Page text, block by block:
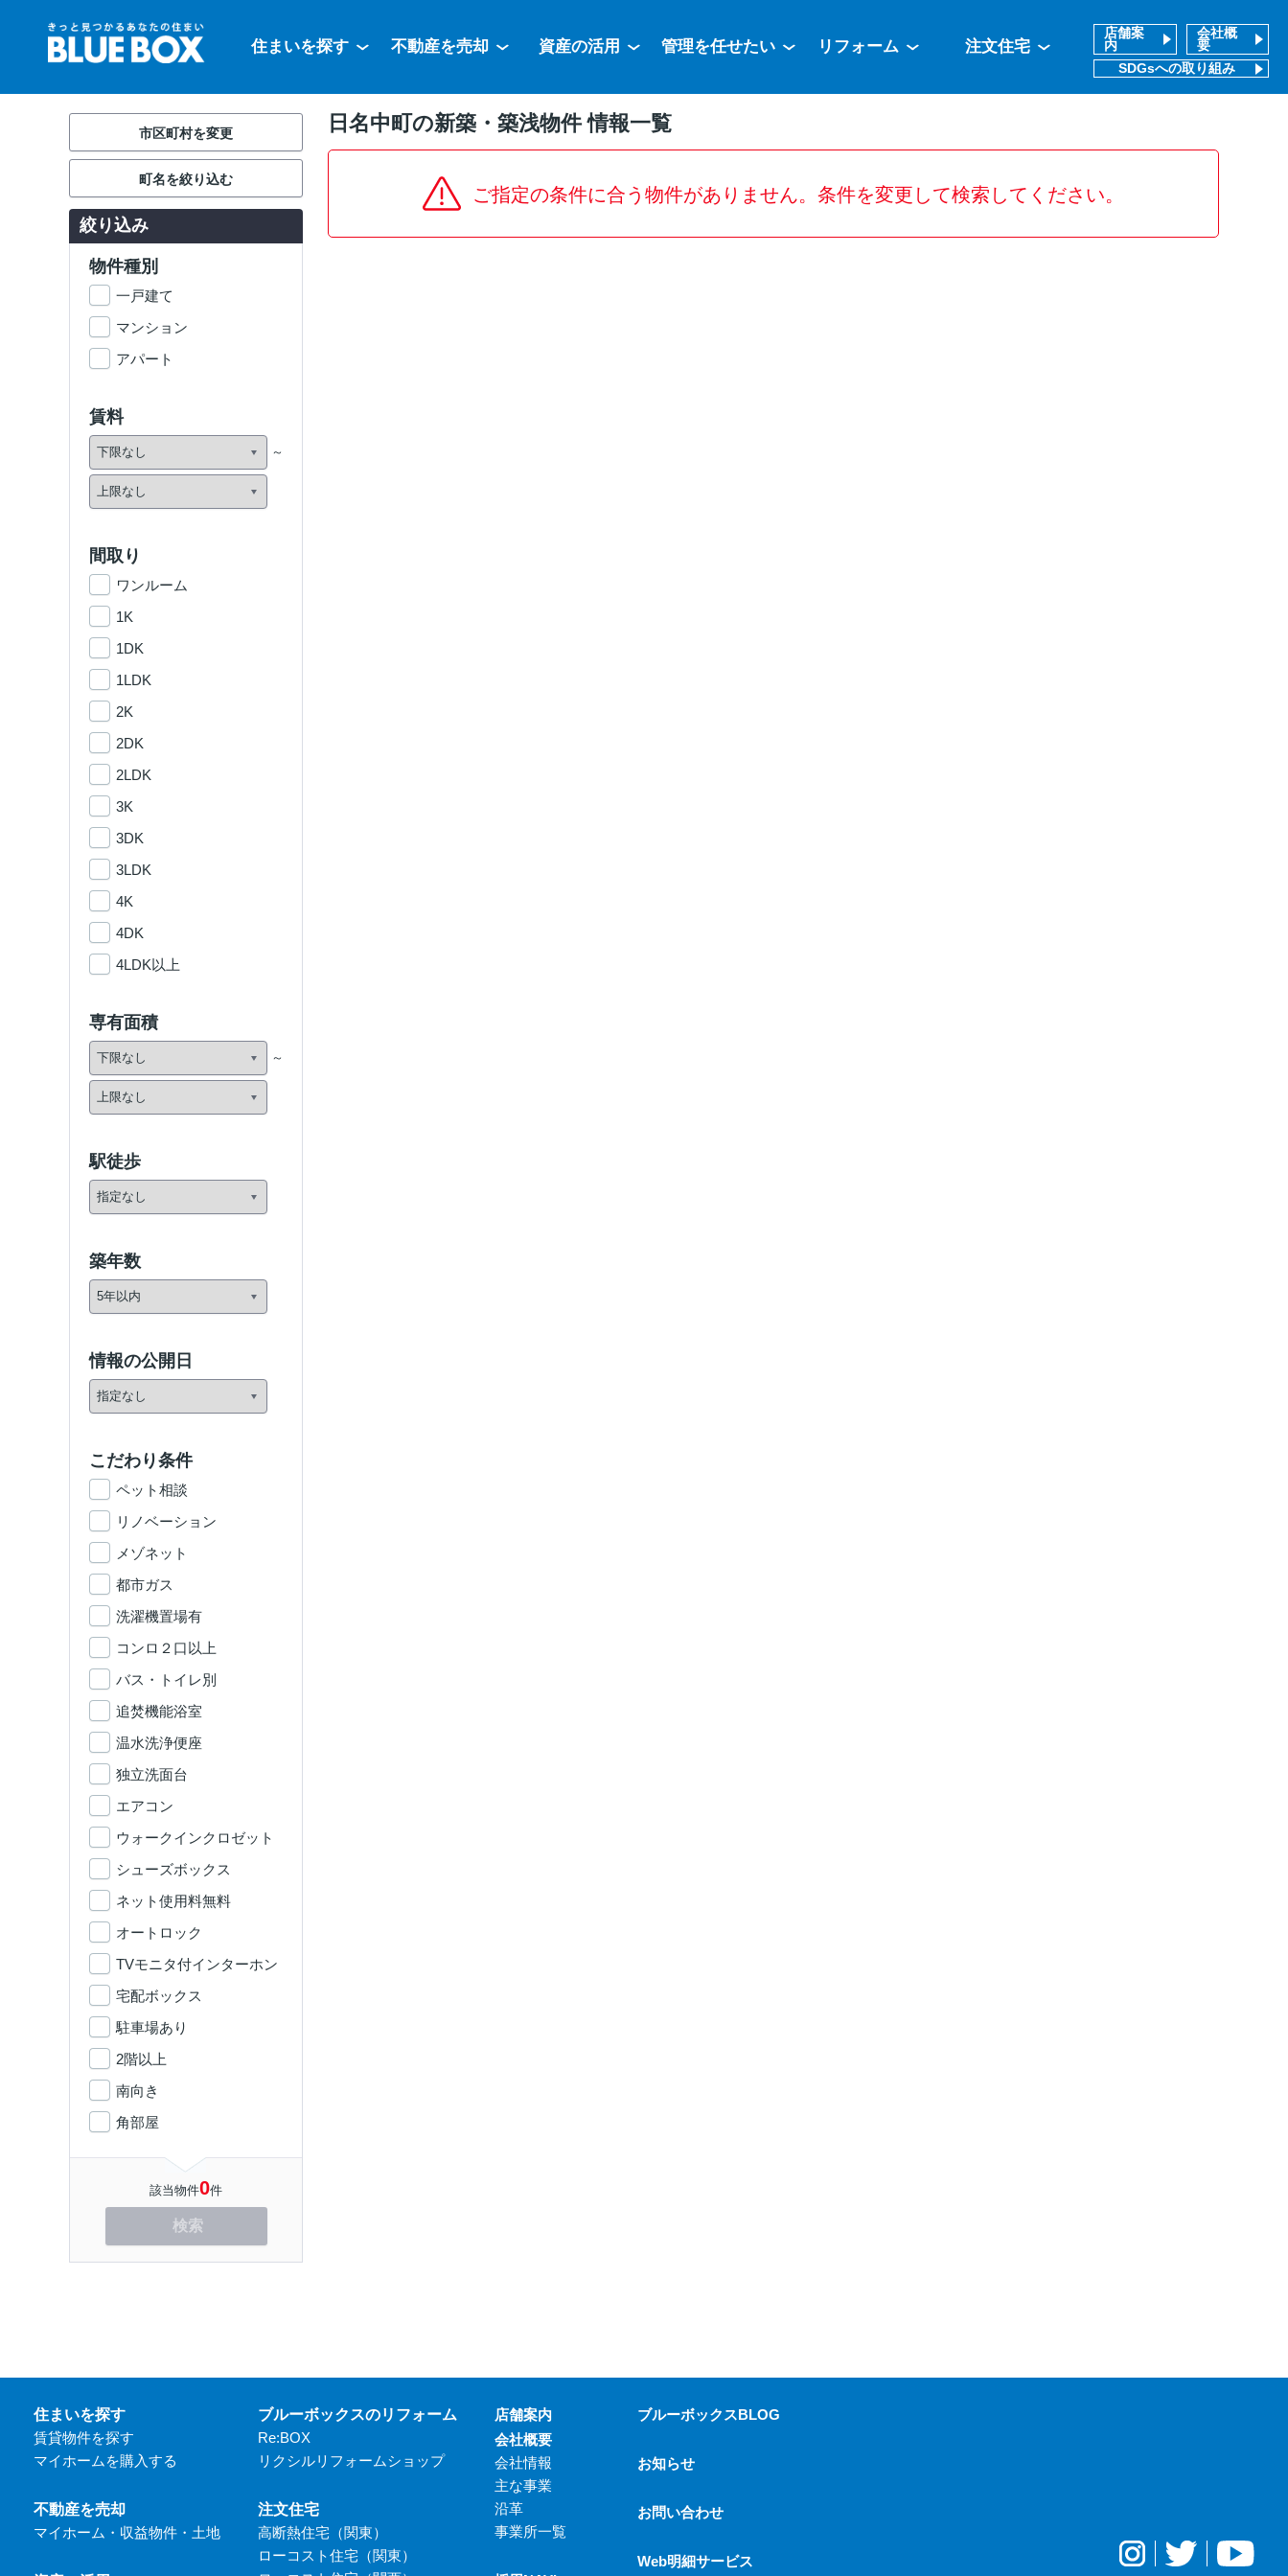
住まいを探す 不動産を売却 資産の活用 管理を任せたい リフォーム 注文住宅
店舗案
内
会社概
要
SDGsへの取り組み
日名中町の新築・築浅物件 情報一覧
ご指定の条件に合う物件がありません。条件を変更して検索してください。
市区町村を変更
町名を絞り込む
絞り込み
物件種別
一戸建て
マンション
アパート
賃料
間取り
ワンルーム
1K
1DK
1LDK
2K
2DK
2LDK
3K
3DK
3LDK
4K
4DK
4LDK以上
専有面積
駅徒歩
築年数
情報の公開日
こだわり条件
ペット相談
リノベーション
メゾネット
都市ガス
洗濯機置場有
コンロ２口以上
バス・トイレ別
追焚機能浴室
温水洗浄便座
独立洗面台
エアコン
ウォークインクロゼット
シューズボックス
ネット使用料無料
オートロック
TVモニタ付インターホン
宅配ボックス
駐車場あり
2階以上
南向き
角部屋
該当物件0件
検索
住まいを探す
賃貸物件を探す
マイホームを購入する
不動産を売却
マイホーム・収益物件・土地
ブルーボックスのリフォーム
Re:BOX
リクシルリフォームショップ
注文住宅
高断熱住宅（関東）
ローコスト住宅（関東）
店舗案内
会社概要
会社情報
主な事業
沿革
事業所一覧
ブルーボックスBLOG
お知らせ
お問い合わせ
Web明細サービス